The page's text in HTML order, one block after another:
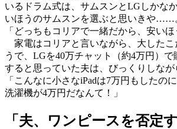
いるドラム式は、サムスンとLGしかな
いほうのサムスンを選ぶと思いきや……
「どっちもコリアで一緒だから、安いほ
家電はコリアと言いながら、大したこ
うで、LGを40万チャット（約4万円）で
すると思っていた夫は、びっくりしなが
「こんなに小さなiPadは7万円もしたの
洗濯機が4万円だなんて！」
「夫、ワンピースを否定